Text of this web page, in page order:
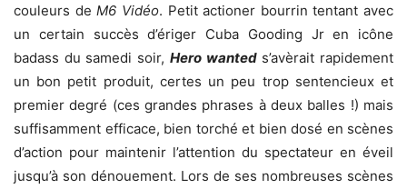
couleurs deM6 Vidéo. Petit actioner bourrin tentant avec
un certain succès d’ériger Cuba Gooding Jr en icône
badass du samedi soir, Hero wanteds’avèrait rapidement
un bon petit produit, certes un peu trop sentencieux et
premier degré (ces grandes phrases à deux balles !) mais
suffisamment efficace, bien torché et bien dosé en scènes
d’action pour maintenir l’attention du spectateur en éveil
jusqu’à son dénouement. Lors de ses nombreuses scènes